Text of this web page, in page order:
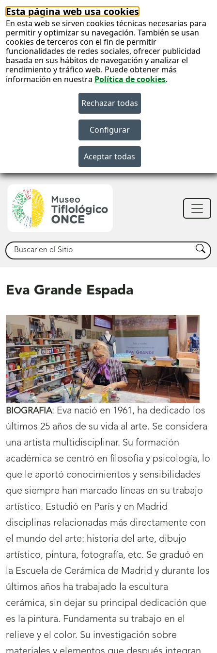
Esta página web usa cookies
En esta web se sirven cookies técnicas necesarias para
permitir y optimizar su navegación. También se usan
cookies de terceros con el fin de permitir
funcionalidades de redes sociales, ofrecer publicidad
basada en sus hábitos de navegación y analizar el
rendimiento y tráfico web. Puede obtener más
información en nuestra Política de cookies.
Buscar Buscar
Eva Grande Espada
BIOGRAFIA: Eva nació en 1961, ha dedicado los
últimos 25 años de su vida al arte. Se considera
una artista multidisciplinar. Su formación
académica se centró en filosofía y psicología, lo
que le aportó conocimientos y sensibilidades
que siempre han marcado líneas en su trabajo
artístico. Estudió en París y en Madrid
disciplinas relacionadas más directamente con
el mundo del arte: historia del arte, dibujo
artístico, pintura, fotografía, etc. Se graduó en
la Escuela de Cerámica de Madrid y durante los
últimos años ha trabajado la escultura
cerámica, sin dejar su principal dedicación que
es la pintura. Fundamenta su trabajo en el
relieve y el color. Su investigación sobre